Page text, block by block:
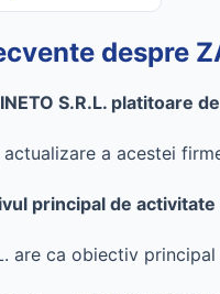
despre
S.R.L. platitoare
actualizare a acestei
principal de activitate
are ca obiectiv